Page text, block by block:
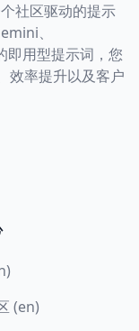
社区驱动的提示
、
用型提示词，您
效率提升以及客户
(en)